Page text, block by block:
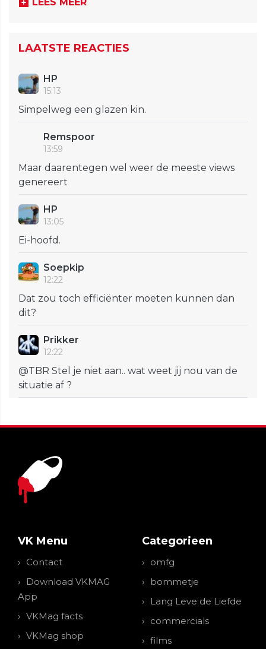
LAATSTE REACTIES
HP
15:13
Simpelweg een glazen kin.
Remspoor
13:59
Maar daarentegen wel weer de meeste views
genereert
HP
13:05
Ei-hoofd.
Soepkip
12:22
Dat zou toch efficiënter moeten kunnen dan
dit?
Prikker
12:22
@TBR Stel je niet aan.. wat weet jij nou van de
situatie af ?
VK Menu
Contact
Download VKMAG
App
VKMag facts
VKMag shop
Categorieen
omfg
bommetje
Lang Leve de Liefde
commercials
films